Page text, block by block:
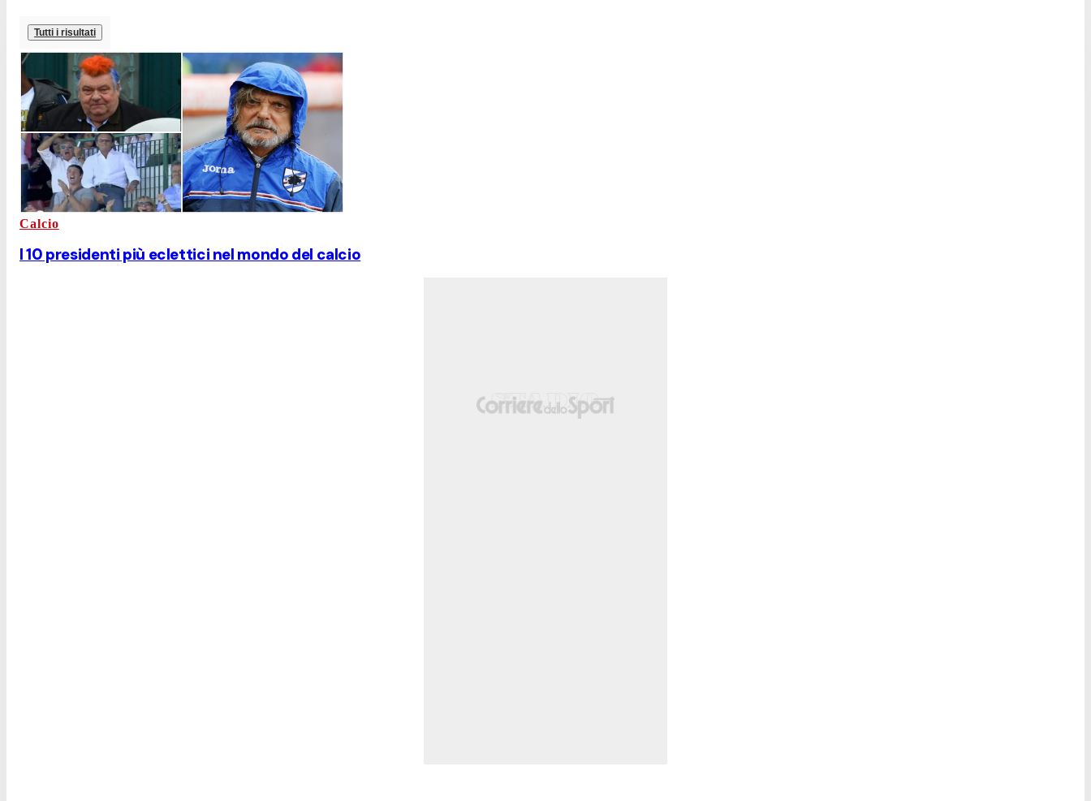
Tutti i risultati
Calcio
I 10 presidenti più eclettici nel mondo del calcio